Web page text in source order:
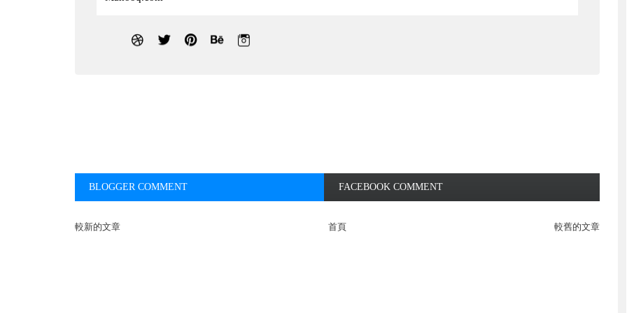
BLOGGER COMMENT FACEBOOK COMMENT
較新的文章 較舊的文章
首頁